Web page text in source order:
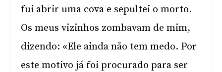
fui abrir uma cova e sepultei o morto.
Os meus vizinhos zombavam de mim,
dizendo: «Ele ainda não tem medo. Por
este motivo já foi procurado para ser